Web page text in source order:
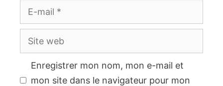
E-
mail
Site
web
Enregistrer mon nom, mon e-mail et
mon site dans le navigateur pour mon